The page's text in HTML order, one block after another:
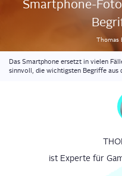
Smart­phone-
Thomas
Das Smartphone ersetzt in vielen
sinnvoll, die wichtigsten Begriffe aus
ist Experte für